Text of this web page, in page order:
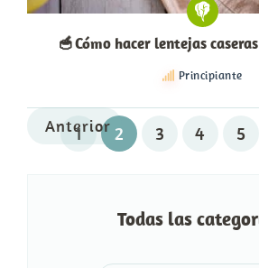
🥣 Cómo hacer lentejas
Principiante
Anterior
1 2 3 4 5
Todas las